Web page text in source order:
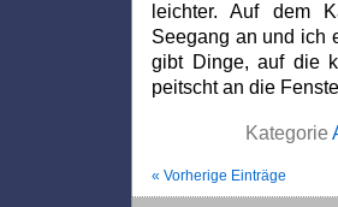
leichter. Auf dem
Seegang an und ich
gibt Dinge, auf die
peitscht an die
Kategorie
« Vorherige Einträge